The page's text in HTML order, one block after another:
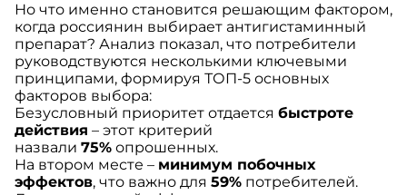
Но что именно становится решающим фактором,
когда россиянин выбирает антигистаминный
препарат? Анализ показал, что потребители
руководствуются несколькими ключевыми
принципами, формируя ТОП-5 основных
факторов выбора:
Безусловный приоритет отдается быстроте
действия – этот критерий
назвали 75% опрошенных.
На втором месте – минимум побочных
эффектов, что важно для 59% потребителей.